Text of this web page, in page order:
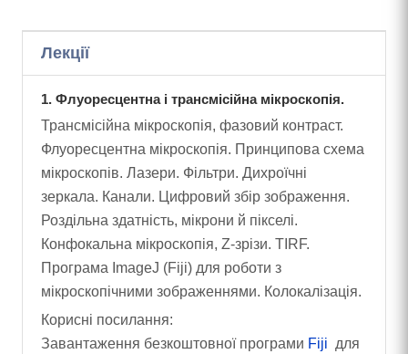
Лекції
1. Флуоресцентна і трансмісійна мікроскопія.
Трансмісійна мікроскопія, фазовий контраст.
Флуоресцентна мікроскопія. Принципова схема
мікроскопів. Лазери. Фільтри. Дихроїчні
зеркала. Канали. Цифровий збір зображення.
Роздільна здатність, мікрони й пікселі.
Конфокальна мікроскопія, Z-зрізи. TIRF.
Програма ImageJ (Fiji) для роботи з
мікроскопічними зображеннями. Колокалізація.
Корисні посилання:
Завантаження безкоштовної програми Fiji для